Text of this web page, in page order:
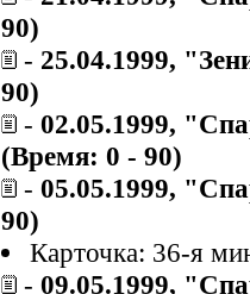
90)
- 25.04.1999,
90)
- 02.05.1999,
(Время: 0 - 90)
- 05.05.1999,
90)
Карточка: 36-я
- 09.05.1999,